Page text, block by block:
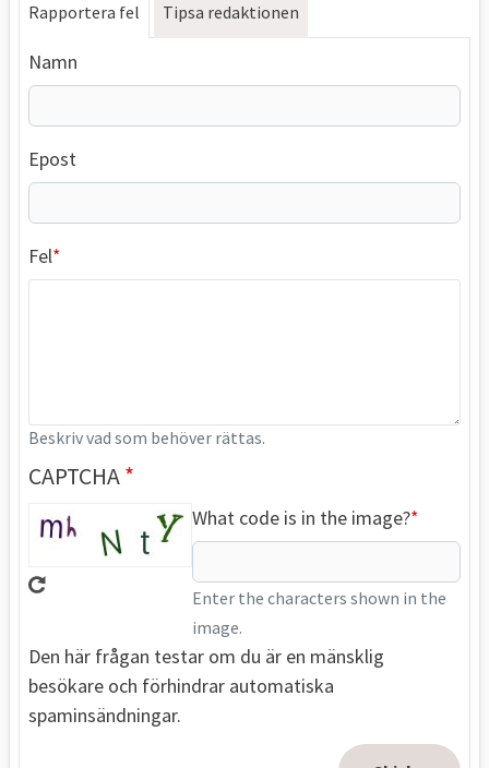
Rapportera fel Tipsa redaktionen
Namn
Epost
Fel
Beskriv vad som behöver rättas.
CAPTCHA
What code is in the image?
Enter the characters shown in the
image.
Den här frågan testar om du är en mänsklig
besökare och förhindrar automatiska
spaminsändningar.